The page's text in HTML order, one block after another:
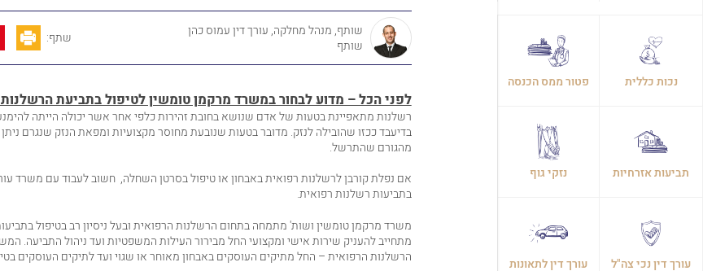
נכות כללית פטור ממס הכנסה
תביעות אזרחיות נזקי גוף
עורך דין נכי צה"ל עורך דין לתאונות
שותף, מנהל מחלקה, עורך דין עמוס כהן
שותף
שתף:
לפני הכל – מדוע לבחור במשרד מרקמן טומשין לטיפול בתביעת
רשלנות מתאפיינת בטעות של אדם שנושא בחובת זהירות כלפי אחר אשר יכולה הייתה
בדיעבד ככזו שהובילה לנזק. מדובר בטעות שנובעת מחוסר מקצועיות ומפאת הנזק שנגרם ניתן
מהגורם שהתרשל.
אם נפלת קורבןלרשלנות רפואיתבאבחון או טיפול בסרטן השחלה, חשוב לעבוד עם משרד
בתביעות רשלנות רפואית.
משרד מרקמן טומשין ושות' מתמחה בתחום הרשלנות הרפואית ובעל ניסיון רב בטיפול
מתחייב להעניק שירות אישי ומקצועי החל מבירור העילות המשפטיות ועד ניהול התביעה.
הרשלנות הרפואית – החל מתיקים העוסקים באבחון מאוחר או שגוי ועד לתיקים העוסקים